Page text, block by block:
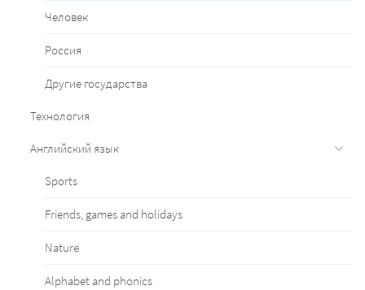
Человек
Россия
Другие государства
Технология
Английский язык
Sports
Friends, games and holidays
Nature
Alphabet and phonics